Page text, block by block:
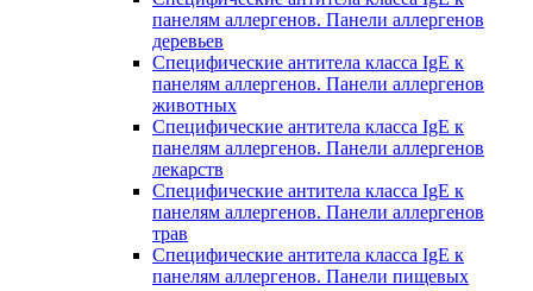
панелям аллергенов. Панели аллергенов
деревьев
Специфические антитела класса IgE к
панелям аллергенов. Панели аллергенов
животных
Специфические антитела класса IgE к
панелям аллергенов. Панели аллергенов
лекарств
Специфические антитела класса IgE к
панелям аллергенов. Панели аллергенов
трав
Специфические антитела класса IgE к
панелям аллергенов. Панели пищевых